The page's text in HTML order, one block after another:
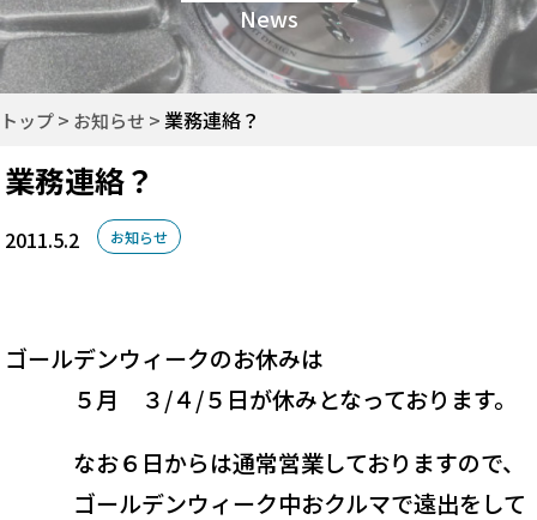
News
トップ お知らせ 業務連絡？
業務連絡？
2011.5.2 お知らせ
ゴールデンウィークのお休みは
５月 ３/４/５日が休みとなっております。
なお６日からは通常営業しておりますので、
ゴールデンウィーク中おクルマで遠出をして